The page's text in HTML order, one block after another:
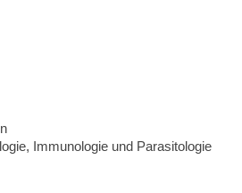
Immunologie und Parasitologie